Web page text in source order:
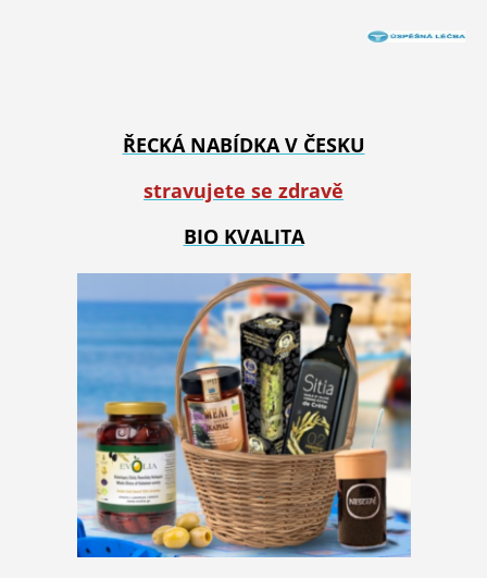
ŘECKÁ NABÍDKA V ČESKU
stravujete se zdravě
BIO KVALITA